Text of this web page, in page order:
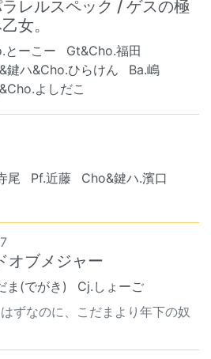
レルスペック / ゲスの極
女。
とーこー
Gt&Cho.福田
鍵ハ&Cho.ひらけん
Ba.嶋
よしだこ
尾 Pf.近藤
Cho&鍵ハ.濱口
オブメジャー
ま(でがき)
Cj.しょーご
ずなのに、こだまより年下の奴